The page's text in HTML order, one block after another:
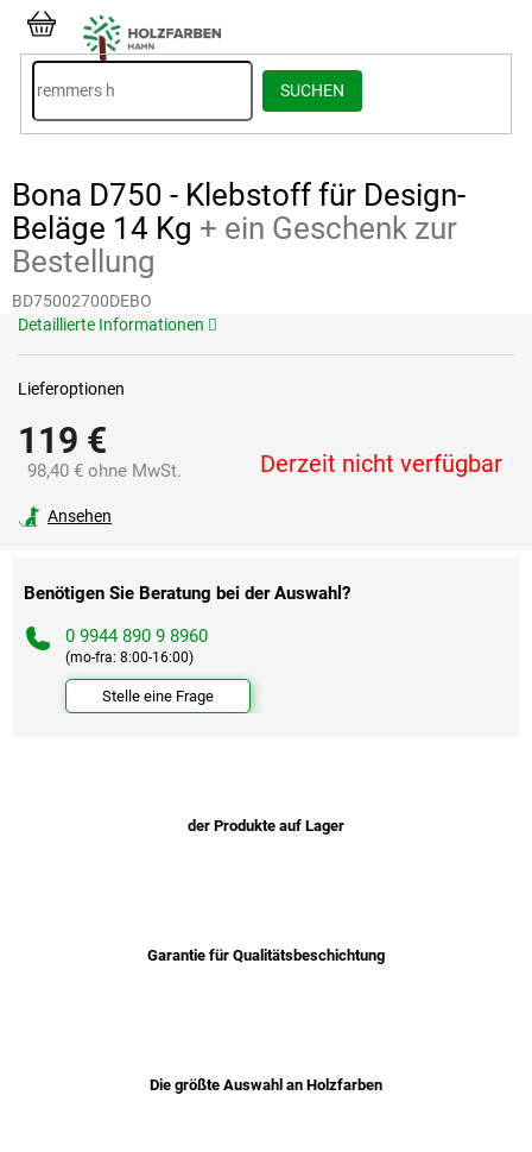
Inhalt
springen
SUCHEN
WARENKORB
Bona D750 - Klebstoff für Design-
Beläge 14 Kg + ein Geschenk zur
Bestellung
BD75002700DEBO
119 €
98,40 € ohne MwSt. Derzeit nicht verfügbar
Lieferoptionen
Detaillierte Informationen
Ansehen
Benötigen Sie Beratung bei der Auswahl?
0 9944 890 9 8960
(mo-fra: 8:00-16:00)
Stelle eine Frage
der Produkte auf Lager
Garantie für Qualitätsbeschichtung
Die größte Auswahl an Holzfarben